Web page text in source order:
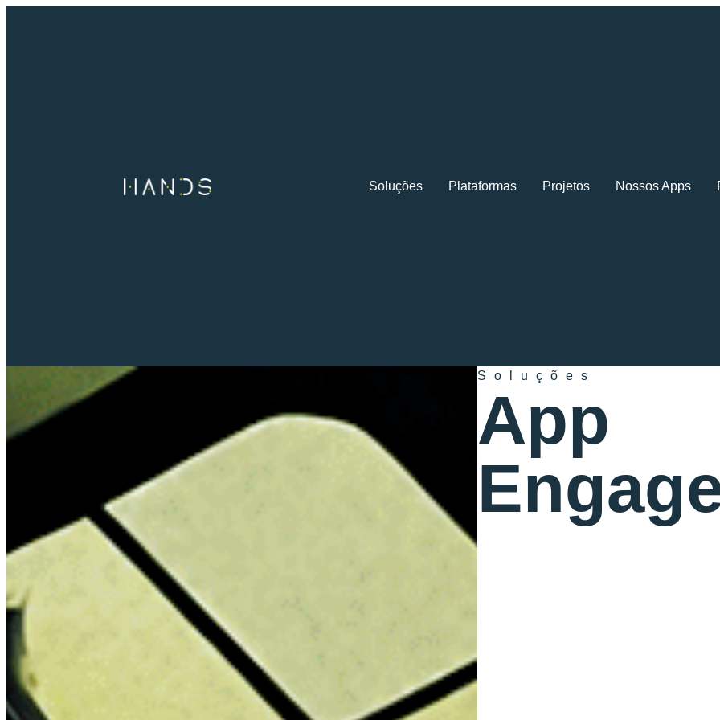
Soluções Plataformas Projetos Nossos Apps
Soluções
App